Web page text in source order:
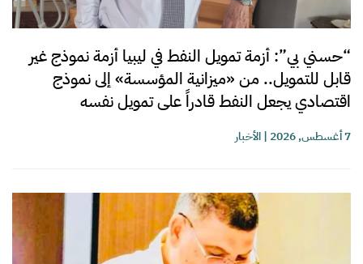
“حسني بي”: أزمة تمويل النفط في ليبيا أزمة نموذج غير
قابل للتمويل.. من «ميزانية المؤسسة» إلى نموذج
اقتصادي يجعل النفط قادراً على تمويل نفسه
7 أغسطس, 2026 |الأخبار